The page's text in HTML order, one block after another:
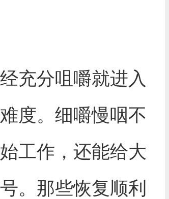
充分咀嚼就进入
度。细嚼慢咽不
工作，还能给大
。那些恢复顺利